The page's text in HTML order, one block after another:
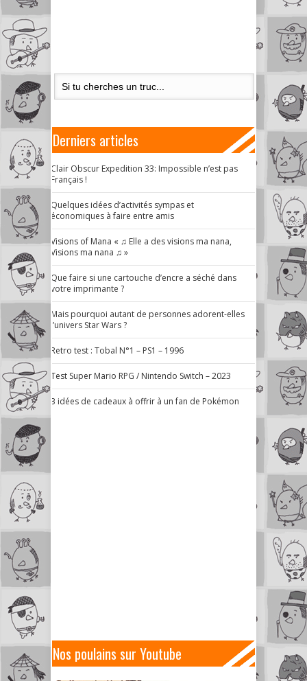
Derniers articles
Clair Obscur Expedition 33: Impossible n’est pas
Français !
Quelques idées d’activités sympas et
économiques à faire entre amis
Visions of Mana « ♫ Elle a des visions ma nana,
Visions ma nana ♫ »
Que faire si une cartouche d’encre a séché dans
votre imprimante ?
Mais pourquoi autant de personnes adorent-elles
l’univers Star Wars ?
Retro test : Tobal N°1 – PS1 – 1996
Test Super Mario RPG / Nintendo Switch – 2023
3 idées de cadeaux à offrir à un fan de Pokémon
Nos poulains sur Youtube